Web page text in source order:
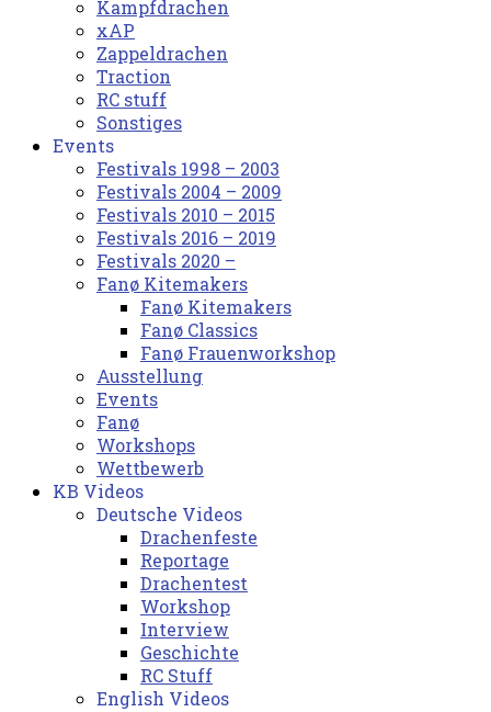
Kampfdrachen
xAP
Zappeldrachen
Traction
RC stuff
Sonstiges
Events
Festivals 1998 – 2003
Festivals 2004 – 2009
Festivals 2010 – 2015
Festivals 2016 – 2019
Festivals 2020 –
Fanø Kitemakers
Fanø Kitemakers
Fanø Classics
Fanø Frauenworkshop
Ausstellung
Events
Fanø
Workshops
Wettbewerb
KB Videos
Deutsche Videos
Drachenfeste
Reportage
Drachentest
Workshop
Interview
Geschichte
RC Stuff
English Videos